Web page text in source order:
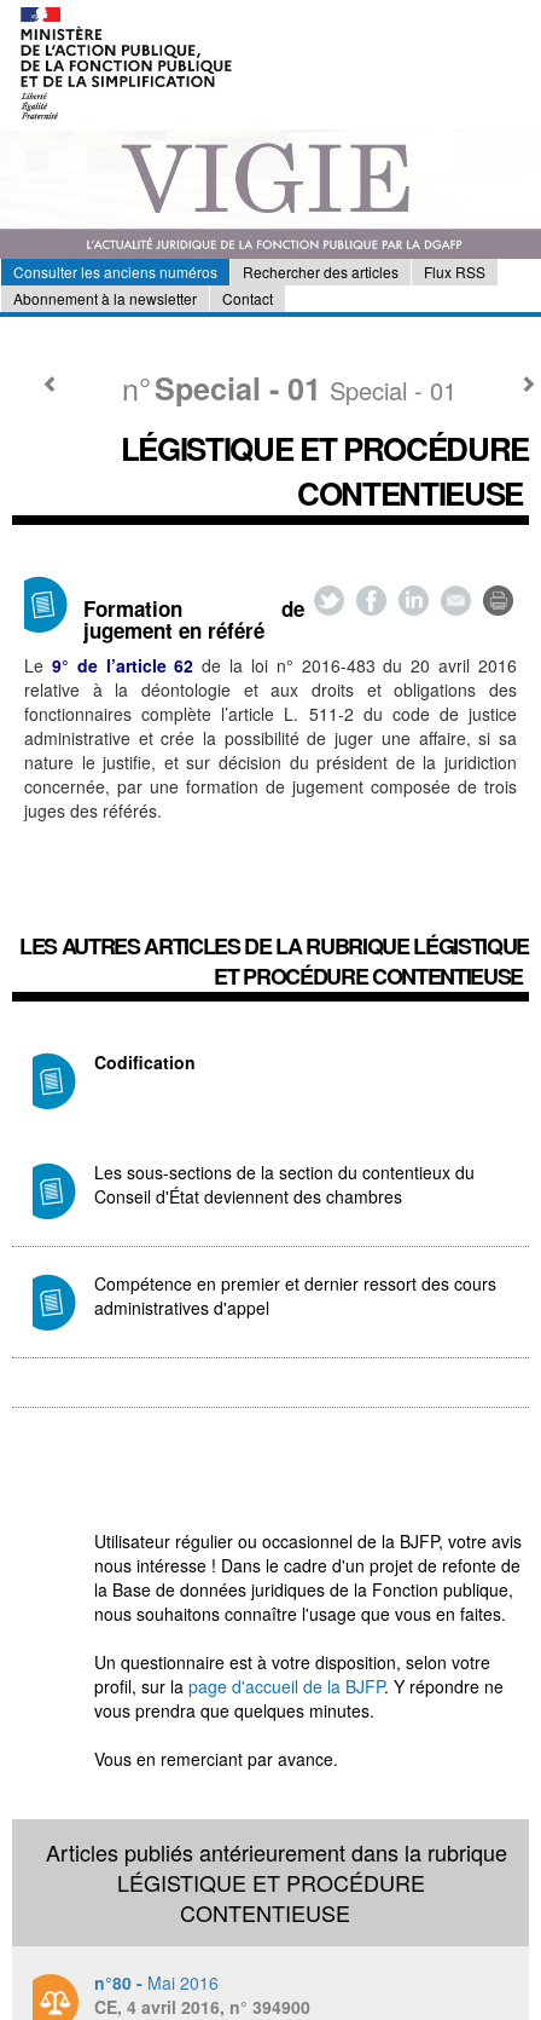
Consulter les anciens numéros Rechercher des articles
Flux RSS
Abonnement à la newsletter
Contact
n°Special - 01 Special - 01
LÉGISTIQUE ET PROCÉDURE
CONTENTIEUSE
Formation de
jugement en référé
Le 9° de l’article 62de la loi n° 2016-483 du 20 avril 2016
relative à la déontologie et aux droits et obligations des
fonctionnaires complète l’article L. 511-2 du code de justice
administrative et crée la possibilité de juger une affaire, si sa
nature le justifie, et sur décision du président de la juridiction
concernée, par une formation de jugement composée de trois
juges des référés.
LES AUTRES ARTICLES DE LA RUBRIQUELÉGISTIQUE
ET PROCÉDURE CONTENTIEUSE
Codification
Les sous-sections de la section du contentieux du
Conseil d'État deviennent des chambres
Compétence en premier et dernier ressort des cours
administratives d'appel
Utilisateur régulier ou occasionnel de la BJFP, votre avis
nous intéresse ! Dans le cadre d'un projet de refonte de
la Base de données juridiques de la Fonction publique,
nous souhaitons connaître l'usage que vous en faites.
Un questionnaire est à votre disposition, selon votre
profil, sur la page d'accueil de la BJFP. Y répondre ne
vous prendra que quelques minutes.
Vous en remerciant par avance.
Articles publiés antérieurement dans la rubrique
LÉGISTIQUE ET PROCÉDURE
CONTENTIEUSE
n°80 - Mai 2016
CE, 4 avril 2016, n° 394900